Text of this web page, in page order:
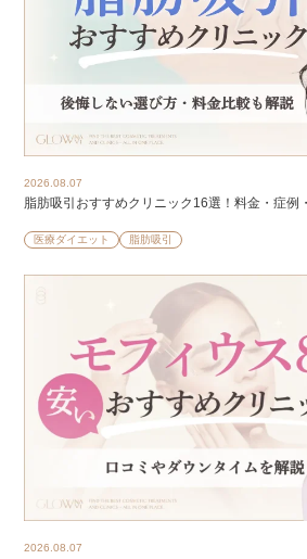
2026.08.07
脂肪吸引おすすめクリニック16選！料金・症例
医療ダイエット 脂肪吸引
2026.08.07